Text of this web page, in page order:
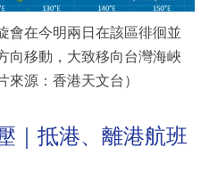
會在今明兩日在該區徘徊並
向移動，大致移向台灣海峽
來源：香港天文台）
｜抵港、離港航班